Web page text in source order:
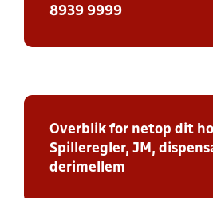
8939 9999
Overblik for netop dit
Spilleregler, JM,
derimellem